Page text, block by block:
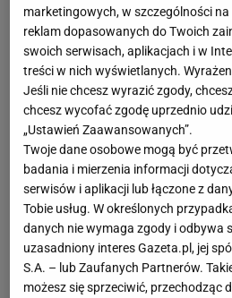
marketingowych, w szczególności
reklam dopasowanych do Twoich
swoich serwisach, aplikacjach i w
treści w nich wyświetlanych.
Jeśli nie chcesz wyrazić zgody,
chcesz wycofać zgodę uprzednio
„Ustawień Zaawansowanych”.
Twoje dane osobowe mogą być
badania i mierzenia informacji
serwisów i aplikacji lub łączone z
Tobie usług. W określonych
danych nie wymaga zgody i odbywa
uzasadniony interes Gazeta.pl, jej
S.A. – lub Zaufanych Partnerów.
możesz się sprzeciwić, przechodząc